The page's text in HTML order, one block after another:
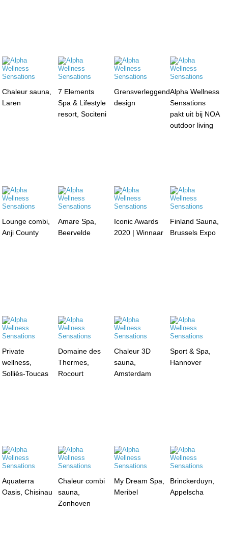
Chaleur sauna,
Laren
7 Elements
Spa & Lifestyle
resort, Sociteni
Grensverleggend
design
Alpha Wellness
Sensations
pakt uit bij NOA
outdoor living
Lounge combi,
Anji County
Amare Spa,
Beervelde
Iconic Awards
2020 | Winnaar
Finland Sauna,
Brussels Expo
Private
wellness,
Solliès-Toucas
Domaine des
Thermes,
Rocourt
Chaleur 3D
sauna,
Amsterdam
Sport & Spa,
Hannover
Aquaterra
Oasis, Chisinau
Chaleur combi
sauna,
Zonhoven
My Dream Spa,
Meribel
Brinckerduyn,
Appelscha